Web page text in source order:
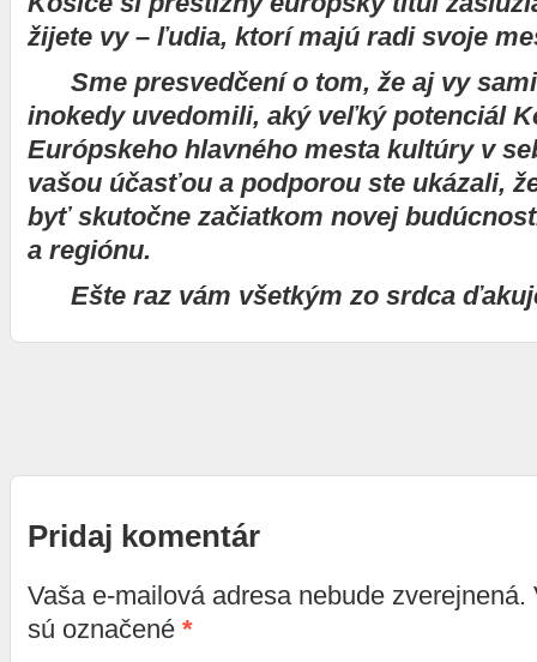
žijete vy – ľudia, ktorí majú radi svoje
Sme presvedčení o tom, že aj vy
inokedy uvedomili, aký veľký potenciál
Európskeho hlavného mesta kultúry v
vašou účasťou a podporou ste ukázali,
byť skutočne začiatkom novej
a regiónu.
Ešte raz vám všetkým zo srdca
Pridaj komentár
sú označené*